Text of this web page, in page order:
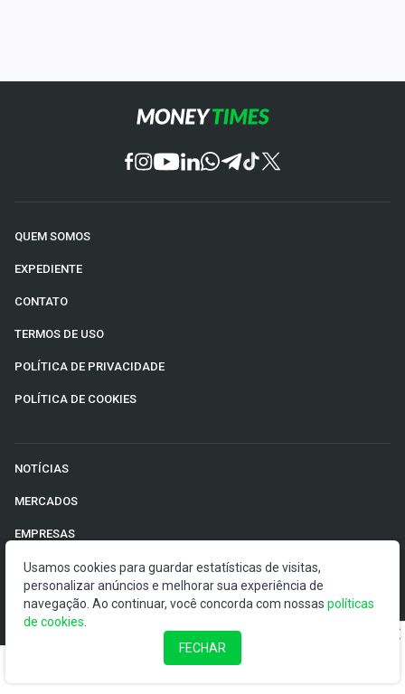
QUEM SOMOS
EXPEDIENTE
CONTATO
TERMOS DE USO
POLÍTICA DE PRIVACIDADE
POLÍTICA DE COOKIES
NOTÍCIAS
MERCADOS
EMPRESAS
ECONOMIA
RENDA FIXA
Usamos cookies para guardar estatísticas de visitas,
personalizar anúncios e melhorar sua experiência de
navegação. Ao continuar, você concorda com nossas políticas
de cookies
FECHAR